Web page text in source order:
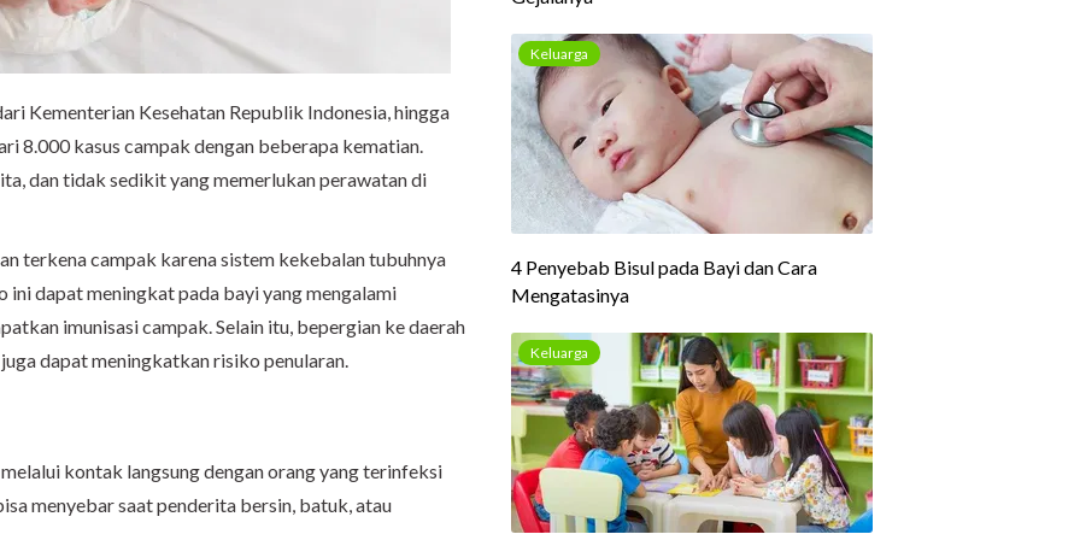
Kementerian Kesehatan Republik Indonesia, hingga
8.000 kasus campak dengan beberapa kematian.
dan tidak sedikit yang memerlukan perawatan di
terkena campak karena sistem kekebalan tubuhnya
ini dapat meningkat pada bayi yang mengalami
imunisasi campak. Selain itu, bepergian ke daerah
dapat meningkatkan risiko penularan.
kontak langsung dengan orang yang terinfeksi
menyebar saat penderita bersin, batuk, atau